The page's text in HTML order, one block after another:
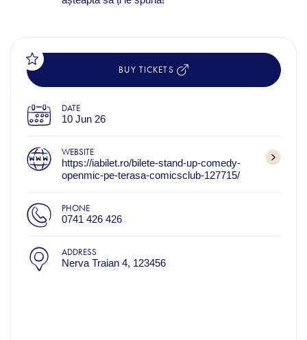
BUY TICKETS
DATE
10 Jun 26
WEBSITE
https://iabilet.ro/bilete-stand-up-comedy-
openmic-pe-terasa-comicsclub-127715/
PHONE
0741 426 426
ADDRESS
Nerva Traian 4, 123456